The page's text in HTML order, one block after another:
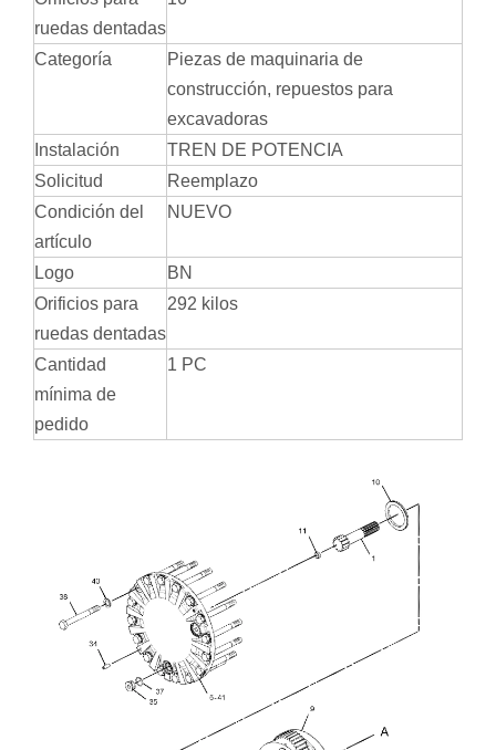
ruedas dentadas
Categoría
Piezas de maquinaria de
construcción, repuestos para
excavadoras
Instalación
TREN DE POTENCIA
Solicitud
Reemplazo
Condición del
artículo
NUEVO
Logo
BN
Orificios para
ruedas dentadas
292 kilos
Cantidad
mínima de
pedido
1 PC